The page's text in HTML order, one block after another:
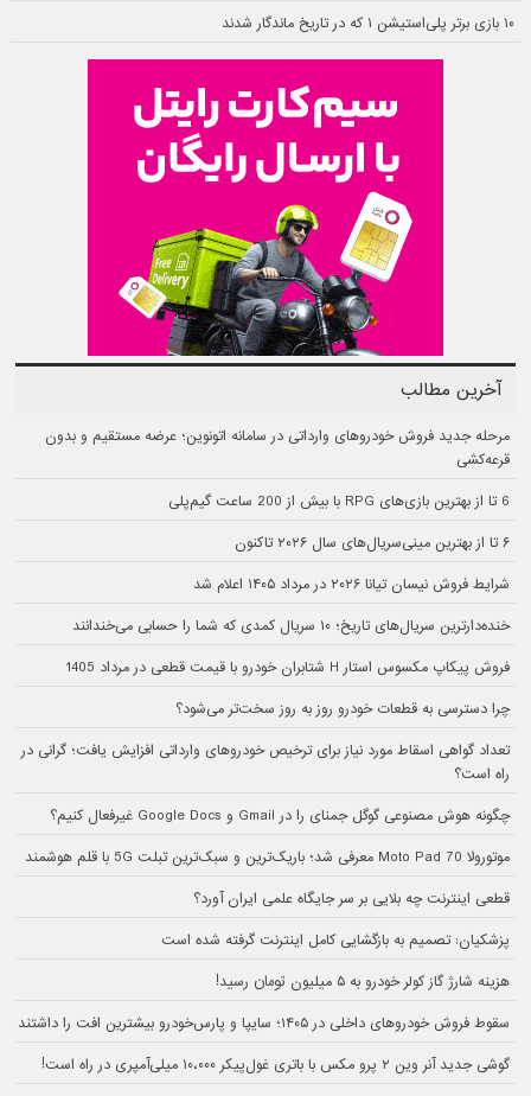
۱۰ بازی برتر پلی‌استیشن ۱ که در تاریخ ماندگار شدند
آخرین مطالب
مرحله جدید فروش خودروهای وارداتی در سامانه اتونوین؛ عرضه مستقیم و بدون
قرعه‌کشی
6 تا از بهترین بازی‌های RPG با بیش از 200 ساعت گیم‌پلی
۶ تا از بهترین مینی‌سریال‌های سال ۲۰۲۶ تاکنون
شرایط فروش نیسان تیانا ۲۰۲۶ در مرداد ۱۴۰۵ اعلام شد
خنده‌دارترین سریال‌های تاریخ؛ ۱۰ سریال کمدی که شما را حسابی می‌خندانند
فروش پیکاپ مکسوس استار H شتابران خودرو با قیمت قطعی در مرداد 1405
چرا دسترسی به قطعات خودرو روز به روز سخت‌تر می‌شود؟
تعداد گواهی اسقاط مورد نیاز برای ترخیص خودروهای وارداتی افزایش یافت؛ گرانی در
راه است؟
چگونه هوش مصنوعی گوگل جمنای را در Gmail و Google Docs غیرفعال کنیم؟
موتورولا Moto Pad 70 معرفی شد؛ باریک‌ترین و سبک‌ترین تبلت 5G با قلم هوشمند
قطعی اینترنت چه بلایی بر سر جایگاه علمی ایران آورد؟
پزشکیان: تصمیم به بازگشایی کامل اینترنت گرفته شده است
هزینه شارژ گاز کولر خودرو به ۵ میلیون تومان رسید!
سقوط فروش خودروهای داخلی در ۱۴۰۵؛ سایپا و پارس‌خودرو بیشترین افت را داشتند
گوشی جدید آنر وین ۲ پرو مکس با باتری غول‌پیکر ۱۰،۰۰۰ میلی‌آمپری در راه است!